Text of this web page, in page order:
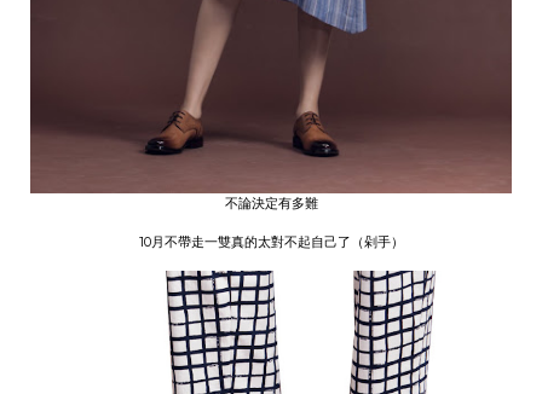
不論決定有多難
10月不帶走一雙真的太對不起自己了（剁手）